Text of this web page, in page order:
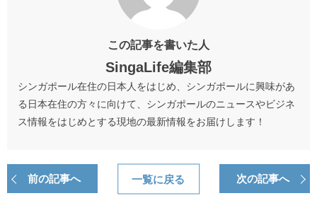
この記事を書いた人
SingaLife編集部
シンガポール在住の日本人をはじめ、シンガポールに興味があ
る日本在住の方々に向けて、シンガポールのニュースやビジネ
ス情報をはじめとする現地の最新情報をお届けします！
前の記事へ 次の記事へ
一覧に戻る